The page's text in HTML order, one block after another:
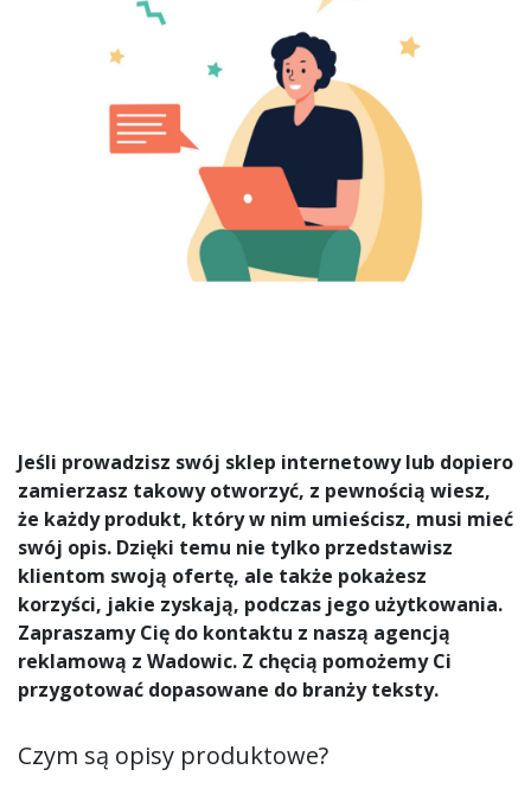
Jeśli prowadzisz swój sklep internetowylub dopiero
zamierzasz takowy otworzyć, z pewnością wiesz,
że każdy produkt, który w nim umieścisz, musi mieć
swój opis. Dzięki temu nie tylko przedstawisz
klientom swoją ofertę, ale także pokażesz
korzyści, jakie zyskają, podczas jego użytkowania.
Zapraszamy Cię do kontaktu z naszą agencją
reklamową z Wadowic. Z chęcią pomożemy Ci
przygotować dopasowane do branży teksty.
Czym są opisy produktowe?